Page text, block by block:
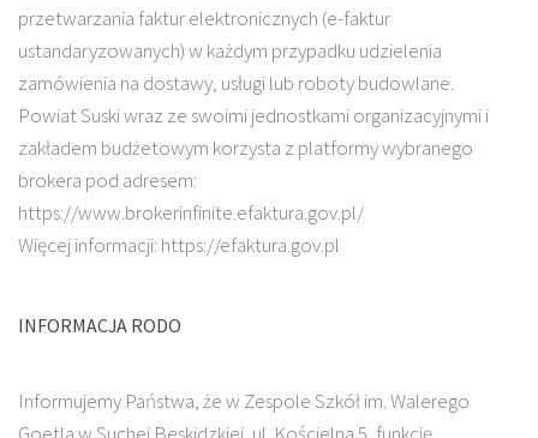
przetwarzania faktur elektronicznych (e-faktur
ustandaryzowanych) w każdym przypadku udzielenia
zamówienia na dostawy, usługi lub roboty budowlane.
Powiat Suski wraz ze swoimi jednostkami organizacyjnymi i
zakładem budżetowym korzysta z platformy wybranego
brokera pod adresem:
https://www.brokerinfinite.efaktura.gov.pl/
Więcej informacji: https://efaktura.gov.pl
INFORMACJA RODO
Informujemy Państwa, że w Zespole Szkół im. Walerego
Goetla w Suchej Beskidzkiej, ul. Kościelna 5, funkcję